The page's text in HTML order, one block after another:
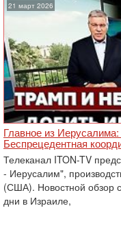
21 март 2026
Главное из
Беспрецедентная
Телеканал ITON-TV
- Иерусалим",
(США). Новостной обзор
дни в Израиле,